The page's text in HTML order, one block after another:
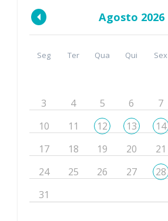
Agosto 2026
Seg Ter Qua Qui Sex
3
4 5 6 7
10
11 12 13 14
17
18 19 20 21
24
25 26 27 28
31